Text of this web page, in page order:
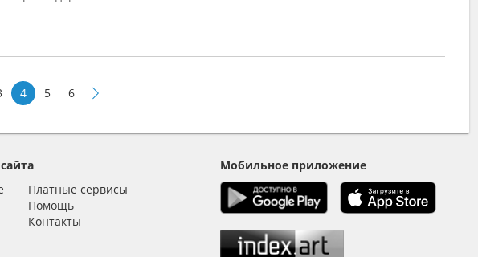
4 5 6
Платные сервисы
Помощь
Контакты
Мобильное приложение